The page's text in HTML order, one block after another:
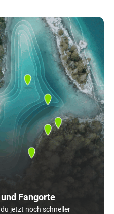
Fangorte
jetzt noch schneller